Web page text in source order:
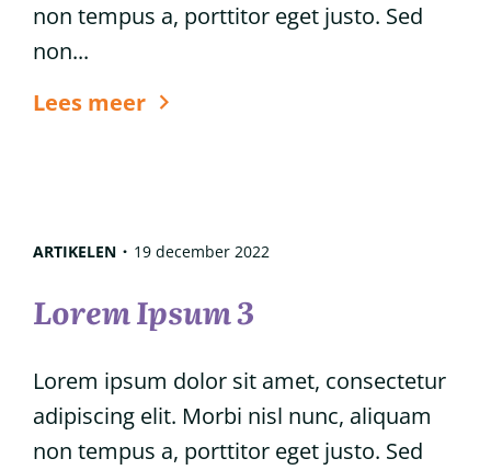
non tempus a, porttitor eget justo. Sed
non...
Lees meer 6
haar
ARTIKELEN 19 december 2022
Lorem Ipsum 3
Lorem ipsum dolor sit amet, consectetur
adipiscing elit. Morbi nisl nunc, aliquam
non tempus a, porttitor eget justo. Sed